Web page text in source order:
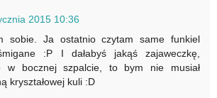
2015 10:36
sobie. Ja ostatnio czytam same funkiel
:P I dałabyś jakąś zajaweczkę,
w bocznej szpalcie, to bym nie musiał
kryształowej kuli :D